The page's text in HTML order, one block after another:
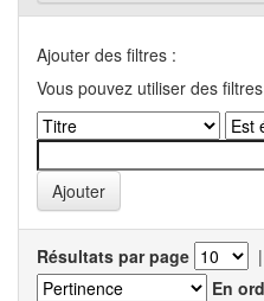
Ajouter des filtres :
Vous pouvez utiliser des
Résultats par page |
En